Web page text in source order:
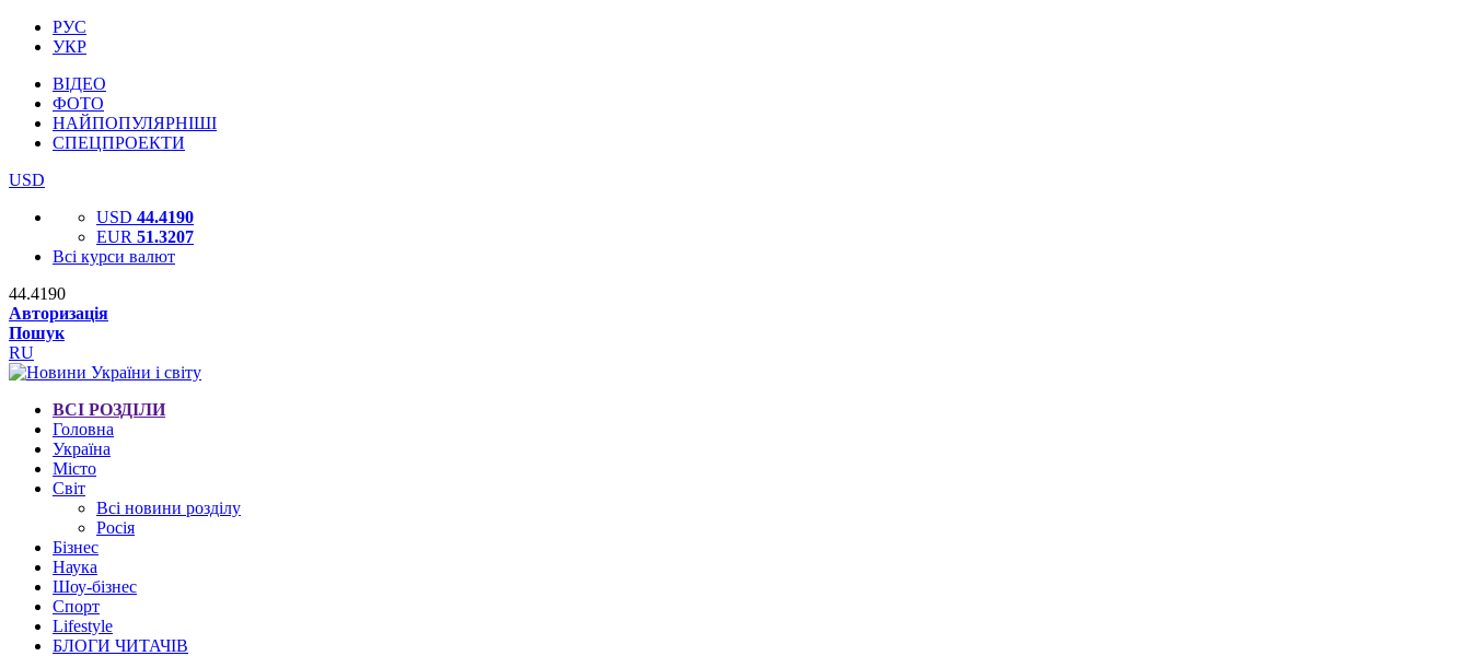
РУС
УКР
ВІДЕО
ФОТО
НАЙПОПУЛЯРНІШІ
СПЕЦПРОЕКТИ
USD
USD 44.4190
EUR 51.3207
Всі курси валют
44.4190
Авторизація
Пошук
RU
ВСІ РОЗДІЛИ
Головна
Україна
Місто
Світ
Всі новини розділу
Росія
Бізнес
Наука
Шоу-бізнес
Спорт
Lifestyle
БЛОГИ ЧИТАЧІВ